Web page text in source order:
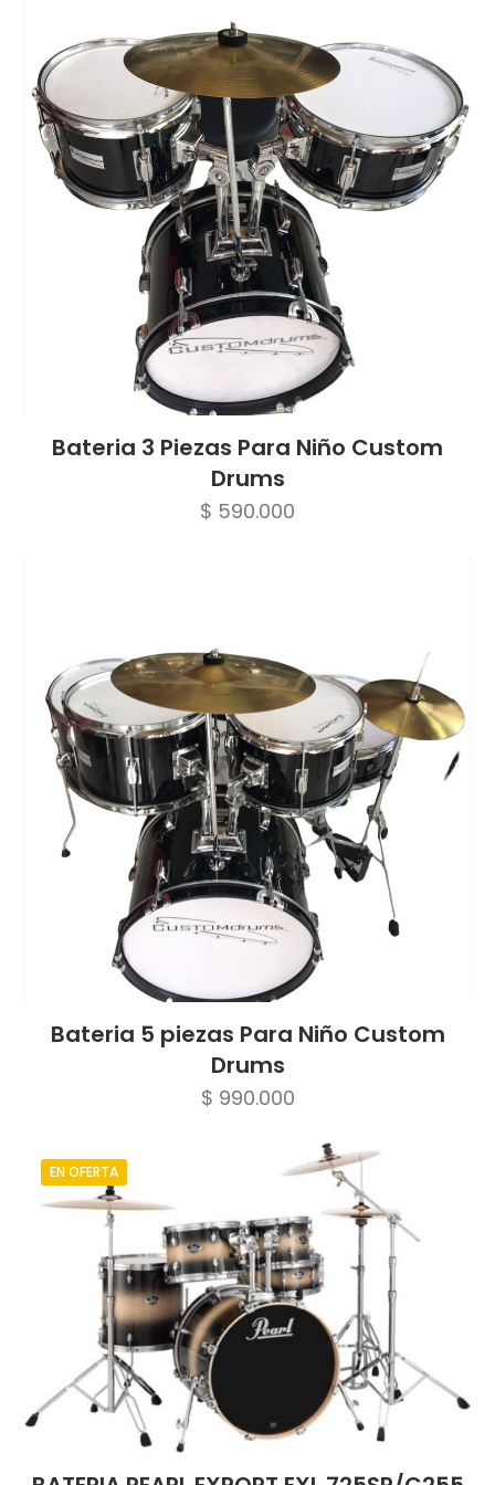
Bateria 3 Piezas Para Niño Custom
Drums
$ 590.000
Bateria 5 piezas Para Niño Custom
Drums
$ 990.000
EN OFERTA